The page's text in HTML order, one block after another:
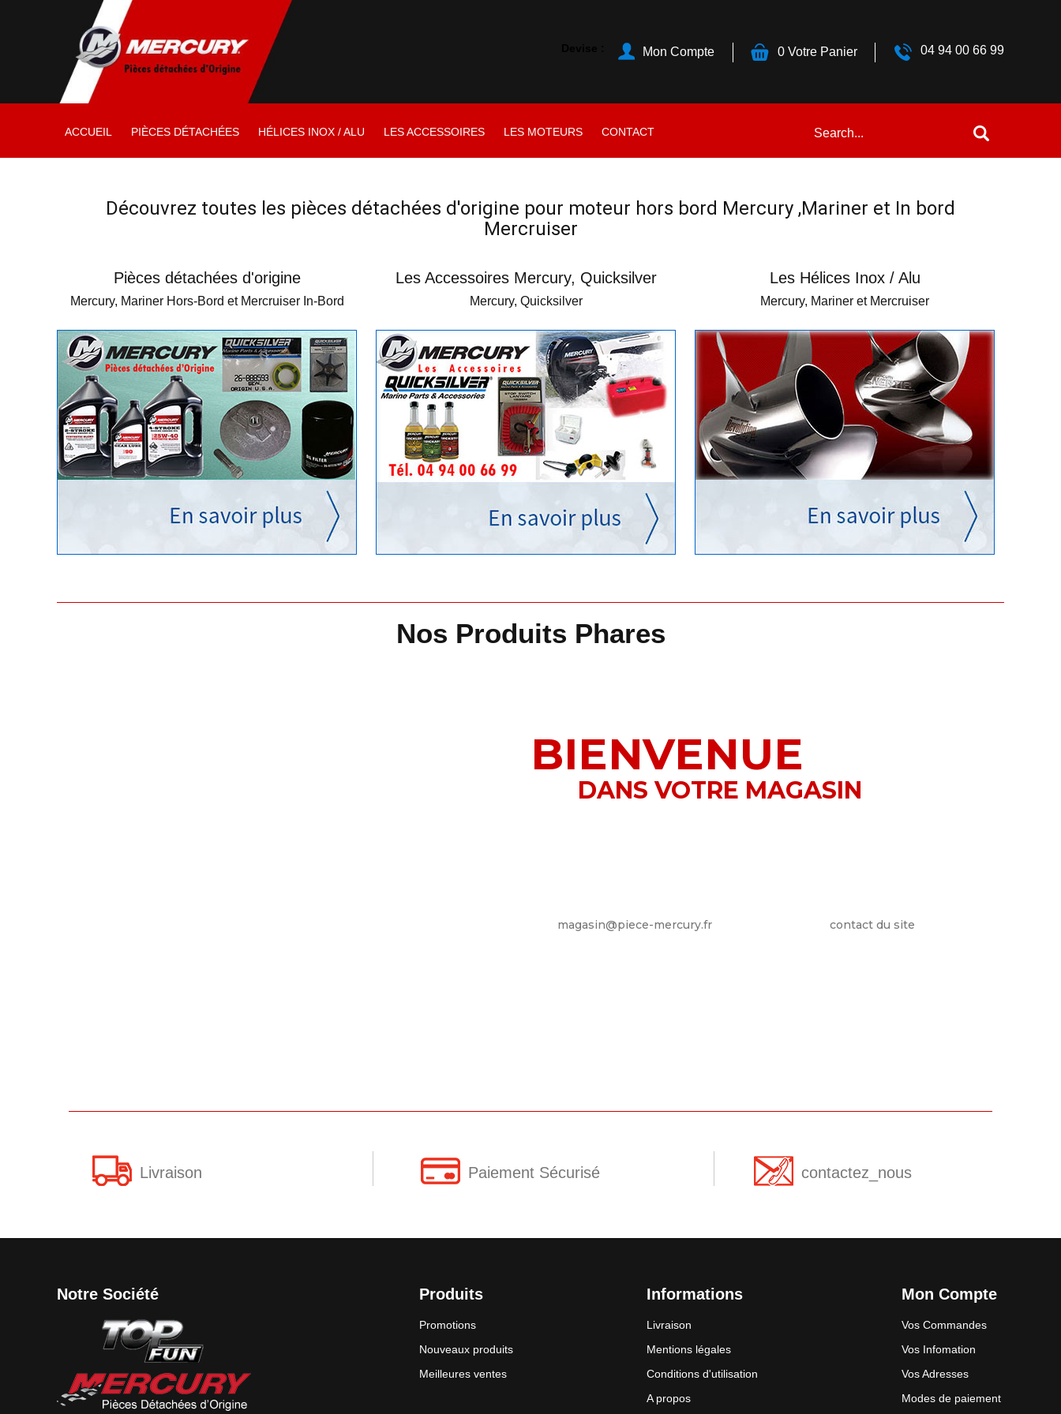
Mon Compte 0 Votre Panier 04 94 00 66 99
ACCUEIL PIÈCES DÉTACHÉES HÉLICES INOX / ALU LES ACCESSOIRES LES MOTEURS CONTACT
Découvrez toutes les pièces détachées d'origine pour moteur hors bord Mercury ,Mariner et In bord
Mercruiser
Pièces détachées d'origine
Mercury, Mariner Hors-Bord et Mercruiser In-Bord
Les Accessoires Mercury, Quicksilver
Mercury, Quicksilver
Les Hélices Inox / Alu
Mercury, Mariner et Mercruiser
Nos Produits Phares
BIENVENUE
DANS VOTRE MAGASIN
magasin@piece-mercury.fr contact du site
Livraison Paiement Sécurisé contactez_nous
Notre Société Produits
Promotions
Nouveaux produits
Meilleures ventes
Informations
Livraison
Mentions légales
Conditions d'utilisation
A propos
Mon Compte
Vos Commandes
Vos Infomation
Vos Adresses
Modes de paiement